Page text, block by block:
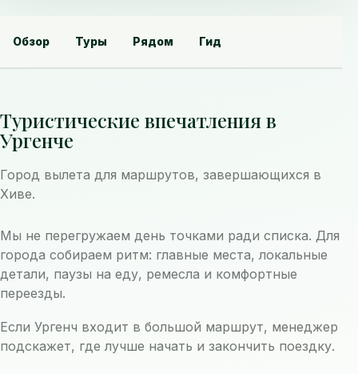
Обзор Туры Рядом Гид
Туристические впечатления в
Ургенче
Город вылета для маршрутов, завершающихся в
Хиве.
Мы не перегружаем день точками ради списка. Для
города собираем ритм: главные места, локальные
детали, паузы на еду, ремесла и комфортные
переезды.
Если Ургенч входит в большой маршрут, менеджер
подскажет, где лучше начать и закончить поездку.